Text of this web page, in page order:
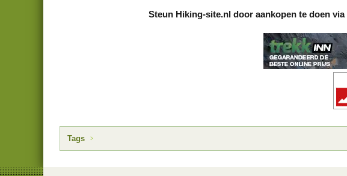
Steun Hiking-site.nl door aankopen te doen
Tags